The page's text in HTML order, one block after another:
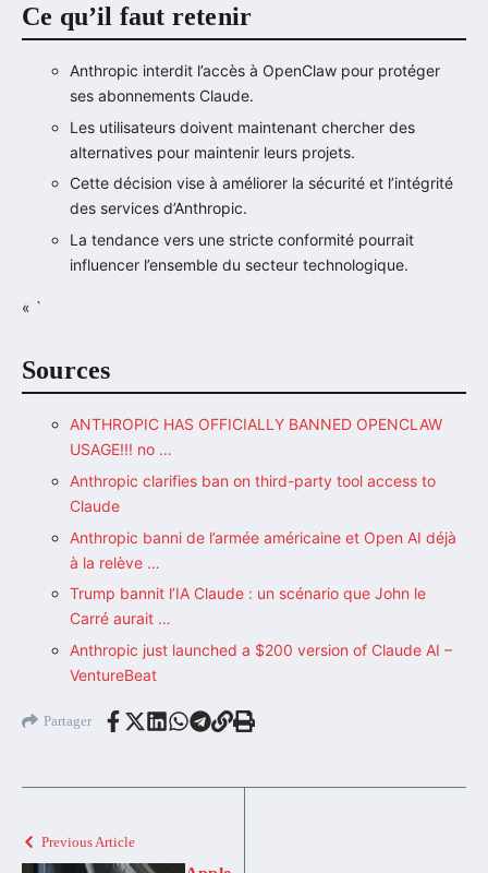
Ce qu’il faut retenir
Anthropic interdit l’accès à OpenClaw pour protéger
ses abonnements Claude.
Les utilisateurs doivent maintenant chercher des
alternatives pour maintenir leurs projets.
Cette décision vise à améliorer la sécurité et l’intégrité
des services d’Anthropic.
La tendance vers une stricte conformité pourrait
influencer l’ensemble du secteur technologique.
« `
Sources
ANTHROPIC HAS OFFICIALLY BANNED OPENCLAW
USAGE!!! no …
Anthropic clarifies ban on third-party tool access to
Claude
Anthropic banni de l’armée américaine et Open AI déjà
à la relève …
Trump bannit l’IA Claude : un scénario que John le
Carré aurait …
Anthropic just launched a $200 version of Claude AI –
VentureBeat
Partager
Previous Article